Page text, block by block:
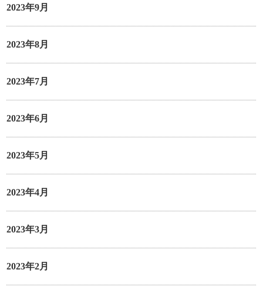
2023年9月
2023年8月
2023年7月
2023年6月
2023年5月
2023年4月
2023年3月
2023年2月